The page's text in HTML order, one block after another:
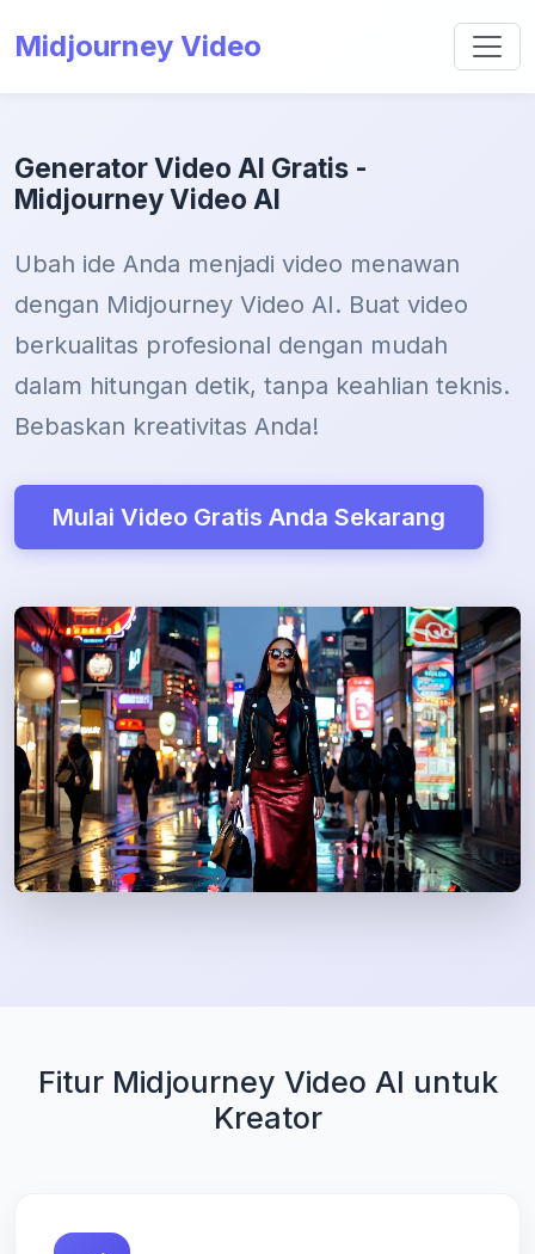
Midjourney Video
Generator Video AI Gratis -
Midjourney Video AI
Ubah ide Anda menjadi video menawan
dengan Midjourney Video AI. Buat video
berkualitas profesional dengan mudah
dalam hitungan detik, tanpa keahlian teknis.
Bebaskan kreativitas Anda!
Mulai Video Gratis Anda Sekarang
Fitur Midjourney Video AI untuk
Kreator